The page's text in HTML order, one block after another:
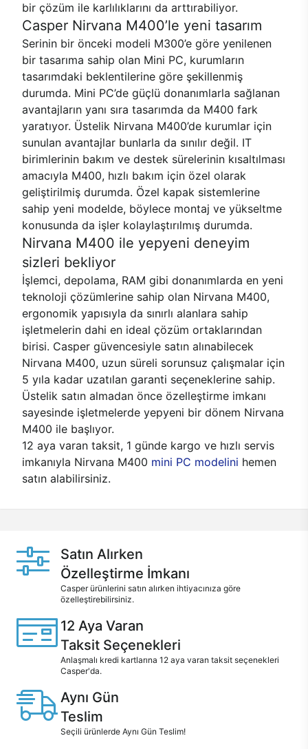
bir çözüm ile karlılıklarını da arttırabiliyor.
Casper Nirvana M400’le yeni tasarım
Serinin bir önceki modeli M300’e göre yenilenen
bir tasarıma sahip olan Mini PC, kurumların
tasarımdaki beklentilerine göre şekillenmiş
durumda. Mini PC’de güçlü donanımlarla sağlanan
avantajların yanı sıra tasarımda da M400 fark
yaratıyor. Üstelik Nirvana M400’de kurumlar için
sunulan avantajlar bunlarla da sınılır değil. IT
birimlerinin bakım ve destek sürelerinin kısaltılması
amacıyla M400, hızlı bakım için özel olarak
geliştirilmiş durumda. Özel kapak sistemlerine
sahip yeni modelde, böylece montaj ve yükseltme
konusunda da işler kolaylaştırılmış durumda.
Nirvana M400 ile yepyeni deneyim
sizleri bekliyor
İşlemci, depolama, RAM gibi donanımlarda en yeni
teknoloji çözümlerine sahip olan Nirvana M400,
ergonomik yapısıyla da sınırlı alanlara sahip
işletmelerin dahi en ideal çözüm ortaklarından
birisi. Casper güvencesiyle satın alınabilecek
Nirvana M400, uzun süreli sorunsuz çalışmalar için
5 yıla kadar uzatılan garanti seçeneklerine sahip.
Üstelik satın almadan önce özelleştirme imkanı
sayesinde işletmelerde yepyeni bir dönem Nirvana
M400 ile başlıyor.
12 aya varan taksit, 1 günde kargo ve hızlı servis
imkanıyla Nirvana M400 mini PC modelini hemen
satın alabilirsiniz.
Satın Alırken
Özelleştirme İmkanı
Casper ürünlerini satın alırken ihtiyacınıza göre
özelleştirebilirsiniz.
12 Aya Varan
Taksit Seçenekleri
Anlaşmalı kredi kartlarına 12 aya varan taksit seçenekleri
Casper'da.
Aynı Gün
Teslim
Seçili ürünlerde Aynı Gün Teslim!